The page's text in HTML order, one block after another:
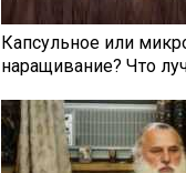
Капсульное или
наращивание? Что